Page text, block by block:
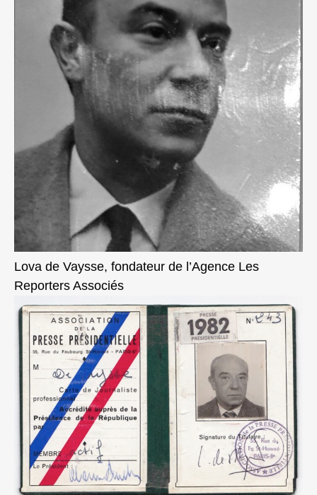
Lova de Vaysse, fondateur de l’Agence Les
Reporters Associés